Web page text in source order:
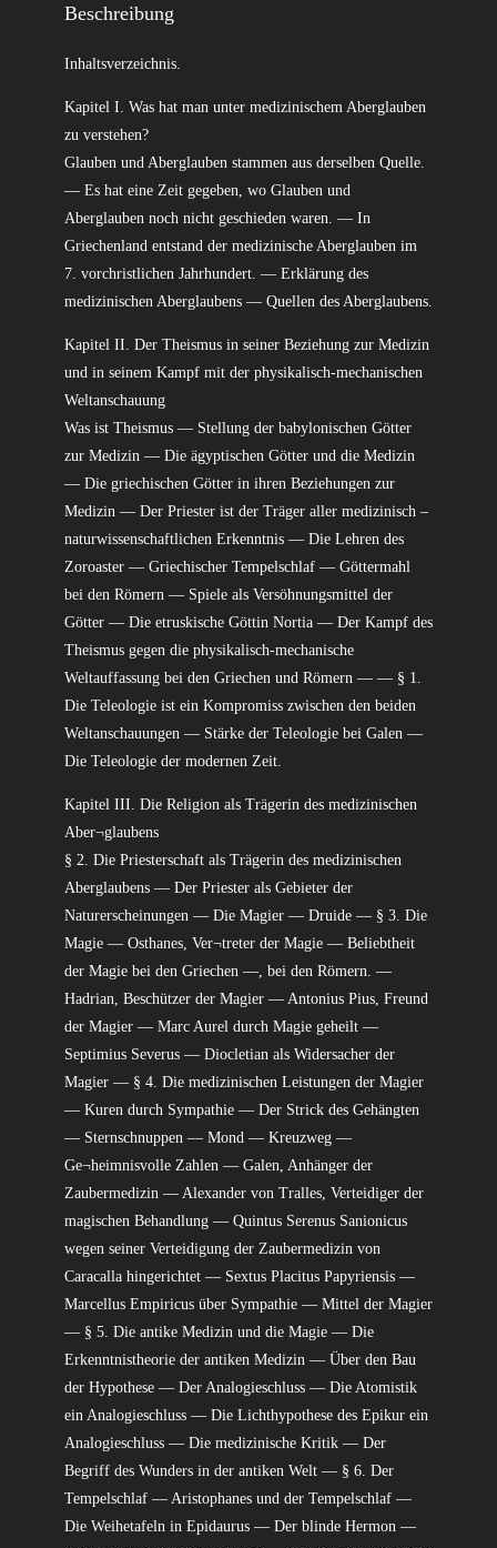
Beschreibung
Inhaltsverzeichnis.
Kapitel I. Was hat man unter medizinischem Aberglauben
zu verstehen?
Glauben und Aberglauben stammen aus derselben Quelle.
— Es hat eine Zeit gegeben, wo Glauben und
Aberglauben noch nicht geschieden waren. — In
Griechenland entstand der medizinische Aberglauben im
7. vorchristlichen Jahrhundert. — Erklärung des
medizinischen Aberglaubens — Quellen des Aberglaubens.
Kapitel II. Der Theismus in seiner Beziehung zur Medizin
und in seinem Kampf mit der physikalisch-mechanischen
Weltanschauung
Was ist Theismus — Stellung der babylonischen Götter
zur Medizin — Die ägyptischen Götter und die Medizin
— Die griechischen Götter in ihren Beziehungen zur
Medizin — Der Priester ist der Träger aller medizinisch –
naturwissenschaftlichen Erkenntnis — Die Lehren des
Zoroaster — Griechischer Tempelschlaf — Göttermahl
bei den Römern — Spiele als Versöhnungsmittel der
Götter — Die etruskische Göttin Nortia — Der Kampf des
Theismus gegen die physikalisch-mechanische
Weltauffassung bei den Griechen und Römern — — § 1.
Die Teleologie ist ein Kompromiss zwischen den beiden
Weltanschauungen — Stärke der Teleologie bei Galen —
Die Teleologie der modernen Zeit.
Kapitel III. Die Religion als Trägerin des medizinischen
Aber¬glaubens
§ 2. Die Priesterschaft als Trägerin des medizinischen
Aberglaubens — Der Priester als Gebieter der
Naturerscheinungen — Die Magier — Druide — § 3. Die
Magie — Osthanes, Ver¬treter der Magie — Beliebtheit
der Magie bei den Griechen —, bei den Römern. —
Hadrian, Beschützer der Magier — Antonius Pius, Freund
der Magier — Marc Aurel durch Magie geheilt —
Septimius Severus — Diocletian als Widersacher der
Magier — § 4. Die medizinischen Leistungen der Magier
— Kuren durch Sympathie — Der Strick des Gehängten
— Sternschnuppen — Mond — Kreuzweg —
Ge¬heimnisvolle Zahlen — Galen, Anhänger der
Zaubermedizin — Alexander von Tralles, Verteidiger der
magischen Behandlung — Quintus Serenus Sanionicus
wegen seiner Verteidigung der Zaubermedizin von
Caracalla hingerichtet — Sextus Placitus Papyriensis —
Marcellus Empiricus über Sympathie — Mittel der Magier
— § 5. Die antike Medizin und die Magie — Die
Erkenntnistheorie der antiken Medizin — Über den Bau
der Hypothese — Der Analogieschluss — Die Atomistik
ein Analogieschluss — Die Lichthypothese des Epikur ein
Analogieschluss — Die medizinische Kritik — Der
Begriff des Wunders in der antiken Welt — § 6. Der
Tempelschlaf — Aristophanes und der Tempelschlaf —
Die Weihetafeln in Epidaurus — Der blinde Hermon —